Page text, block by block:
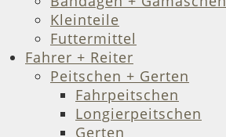
Kleinteile
Futtermittel
Fahrer + Reiter
Peitschen + Gerten
Fahrpeitschen
Longierpeitschen
Gerten